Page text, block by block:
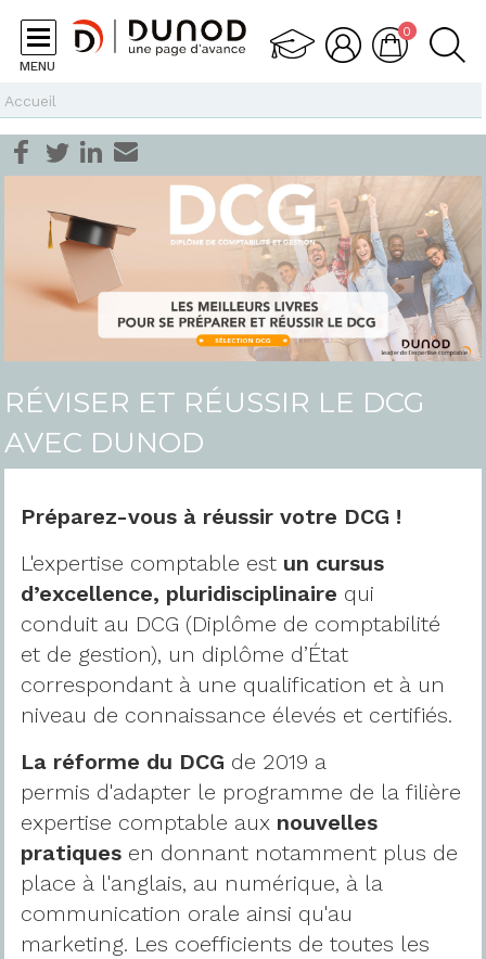
MENU
0
Vous êtes ici
Accueil
RÉVISER ET RÉUSSIR LE DCG
AVEC DUNOD
Préparez-vous à réussir votre DCG !
L'expertise comptable est un cursus
d’excellence, pluridisciplinaire qui
conduit au DCG (Diplôme de comptabilité
et de gestion), un diplôme d’État
correspondant à une qualification et à un
niveau de connaissance élevés et certifiés.
La réforme du DCG de 2019 a
permis d'adapter le programme de la filière
expertise comptable aux nouvelles
pratiques en donnant notamment plus de
place à l'anglais, au numérique, à la
communication orale ainsi qu'au
marketing. Les coefficients de toutes les